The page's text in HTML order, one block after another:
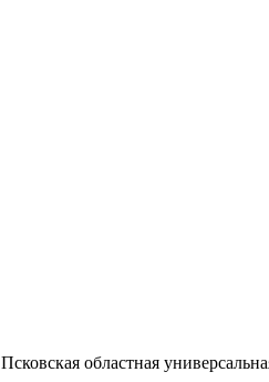
Псковская областная